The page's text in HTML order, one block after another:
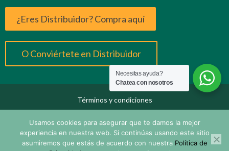
¿Eres Distribuidor? Compra aquí
O Conviértete en Distribuidor
Términos y condiciones
©Immi México todos los derechos reservados
Necesitas ayuda?
Chatea con nosotros
Usamos cookies para asegurar que te damos la mejor
experiencia en nuestra web. Si continúas usando este sitio
asumiremos que estás de acuerdo con nuestra Política de